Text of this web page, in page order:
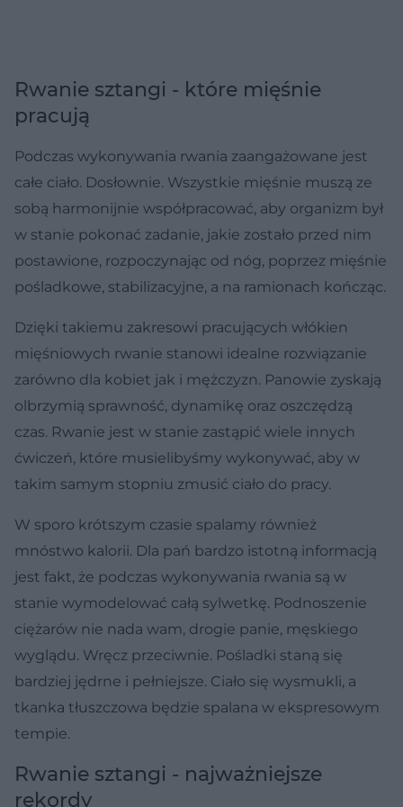
Rwanie sztangi - które mięśnie
pracują
Podczas wykonywania rwania zaangażowane jest
całe ciało. Dosłownie. Wszystkie mięśnie muszą ze
sobą harmonijnie współpracować, aby organizm był
w stanie pokonać zadanie, jakie zostało przed nim
postawione, rozpoczynając od nóg, poprzez mięśnie
pośladkowe, stabilizacyjne, a na ramionach kończąc.
Dzięki takiemu zakresowi pracujących włókien
mięśniowych rwanie stanowi idealne rozwiązanie
zarówno dla kobiet jak i mężczyzn. Panowie zyskają
olbrzymią sprawność, dynamikę oraz oszczędzą
czas. Rwanie jest w stanie zastąpić wiele innych
ćwiczeń, które musielibyśmy wykonywać, aby w
takim samym stopniu zmusić ciało do pracy.
W sporo krótszym czasie spalamy również
mnóstwo kalorii. Dla pań bardzo istotną informacją
jest fakt, że podczas wykonywania rwania są w
stanie wymodelować całą sylwetkę. Podnoszenie
ciężarów nie nada wam, drogie panie, męskiego
wyglądu. Wręcz przeciwnie. Pośladki staną się
bardziej jędrne i pełniejsze. Ciało się wysmukli, a
tkanka tłuszczowa będzie spalana w ekspresowym
tempie.
Rwanie sztangi - najważniejsze
rekordy